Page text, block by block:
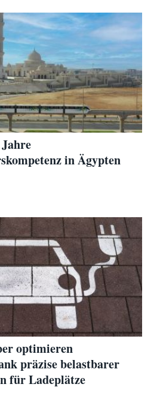
in Ägypten
optimieren
präzise belastbarer
für Ladeplätze